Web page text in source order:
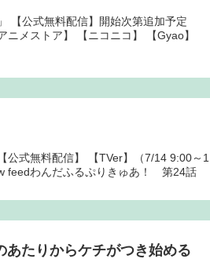
【公式無料配信】開始次第追加予定
メストア】 【ニコニコ】 【Gyao】
式無料配信】 【TVer】（7/14 9:00～1
feedわんだふるぷりきゅあ！ 第24話
あたりからケチがつき始める